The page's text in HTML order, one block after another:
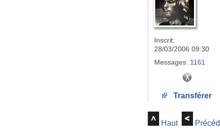
Inscrit:
28/03/2006 09:30
Messages: 1161
Transférer
Haut